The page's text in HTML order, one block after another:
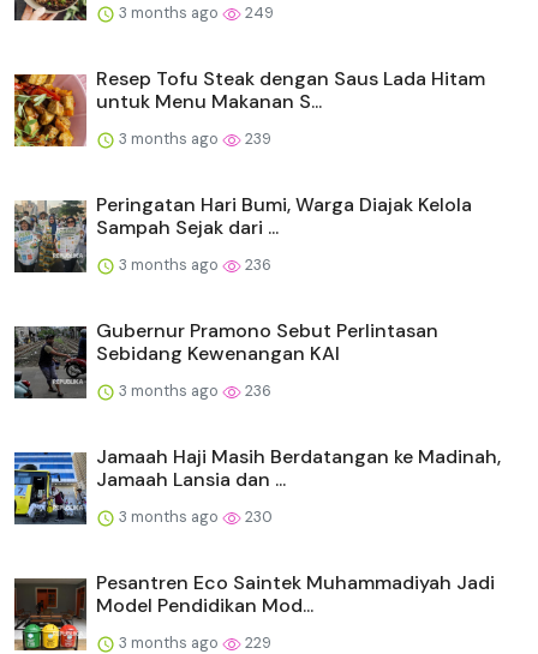
3 months ago 249
Resep Tofu Steak dengan Saus Lada Hitam
untuk Menu Makanan S...
3 months ago 239
Peringatan Hari Bumi, Warga Diajak Kelola
Sampah Sejak dari ...
3 months ago 236
Gubernur Pramono Sebut Perlintasan
Sebidang Kewenangan KAI
3 months ago 236
Jamaah Haji Masih Berdatangan ke Madinah,
Jamaah Lansia dan ...
3 months ago 230
Pesantren Eco Saintek Muhammadiyah Jadi
Model Pendidikan Mod...
3 months ago 229